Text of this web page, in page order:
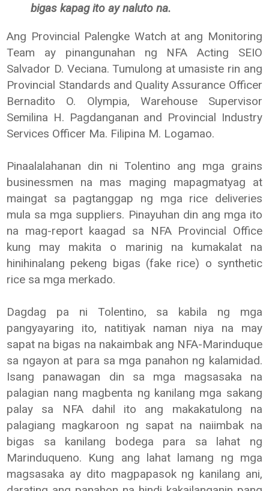
bigas kapag ito ay naluto na.
Ang Provincial Palengke Watch at ang Monitoring
Team ay pinangunahan ng NFA Acting SEIO
Salvador D. Veciana. Tumulong at umasiste rin ang
Provincial Standards and Quality Assurance Officer
Bernadito O. Olympia, Warehouse Supervisor
Semilina H. Pagdanganan and Provincial Industry
Services Officer Ma. Filipina M. Logamao.
Pinaalalahanan din ni Tolentino ang mga grains
businessmen na mas maging mapagmatyag at
maingat sa pagtanggap ng mga rice deliveries
mula sa mga suppliers. Pinayuhan din ang mga ito
na mag-report kaagad sa NFA Provincial Office
kung may makita o marinig na kumakalat na
hinihinalang pekeng bigas (fake rice) o synthetic
rice sa mga merkado.
Dagdag pa ni Tolentino, sa kabila ng mga
pangyayaring ito, natitiyak naman niya na may
sapat na bigas na nakaimbak ang NFA-Marinduque
sa ngayon at para sa mga panahon ng kalamidad.
Isang panawagan din sa mga magsasaka na
palagian nang magbenta ng kanilang mga sakang
palay sa NFA dahil ito ang makakatulong na
palagiang magkaroon ng sapat na naiimbak na
bigas sa kanilang bodega para sa lahat ng
Marinduqueno. Kung ang lahat lamang ng mga
magsasaka ay dito magpapasok ng kanilang ani,